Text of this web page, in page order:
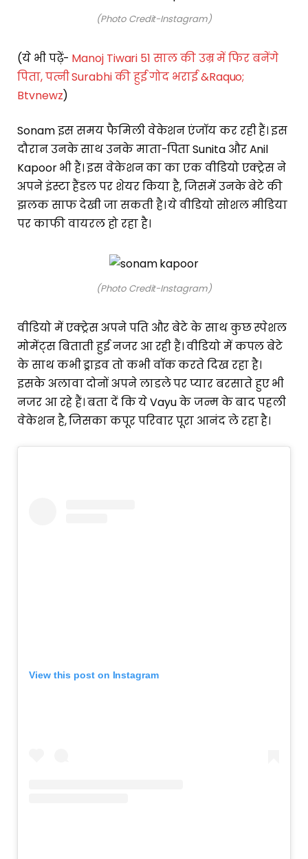
(Photo Credit-Instagram)
(ये भी पढ़ें- Manoj Tiwari 51 साल की उम्र में फिर बनेंगे
पिता, पत्नी Surabhi की हुई गोद भराई &Raquo;
Btvnewz)
Sonam इस समय फैमिली वेकेशन एंजॉय कर रही हैं। इस
दौरान उनके साथ उनके माता-पिता Sunita और Anil
Kapoor भी हैं। इस वेकेशन का का एक वीडियो एक्ट्रेस ने
अपने इंस्टा हैंडल पर शेयर किया है, जिसमें उनके बेटे की
झलक साफ देखी जा सकती है। ये वीडियो सोशल मीडिया
पर काफी वायरल हो रहा है।
(Photo Credit-Instagram)
वीडियो में एक्ट्रेस अपने पति और बेटे के साथ कुछ स्पेशल
मोमेंट्स बिताती हुई नजर आ रही हैं। वीडियो में कपल बेटे
के साथ कभी ड्राइव तो कभी वॉक करते दिख रहा है।
इसके अलावा दोनों अपने लाडले पर प्यार बरसाते हुए भी
नजर आ रहे हैं। बता दें कि ये Vayu के जन्म के बाद पहली
वेकेशन है, जिसका कपूर परिवार पूरा आनंद ले रहा है।
View this post on Instagram